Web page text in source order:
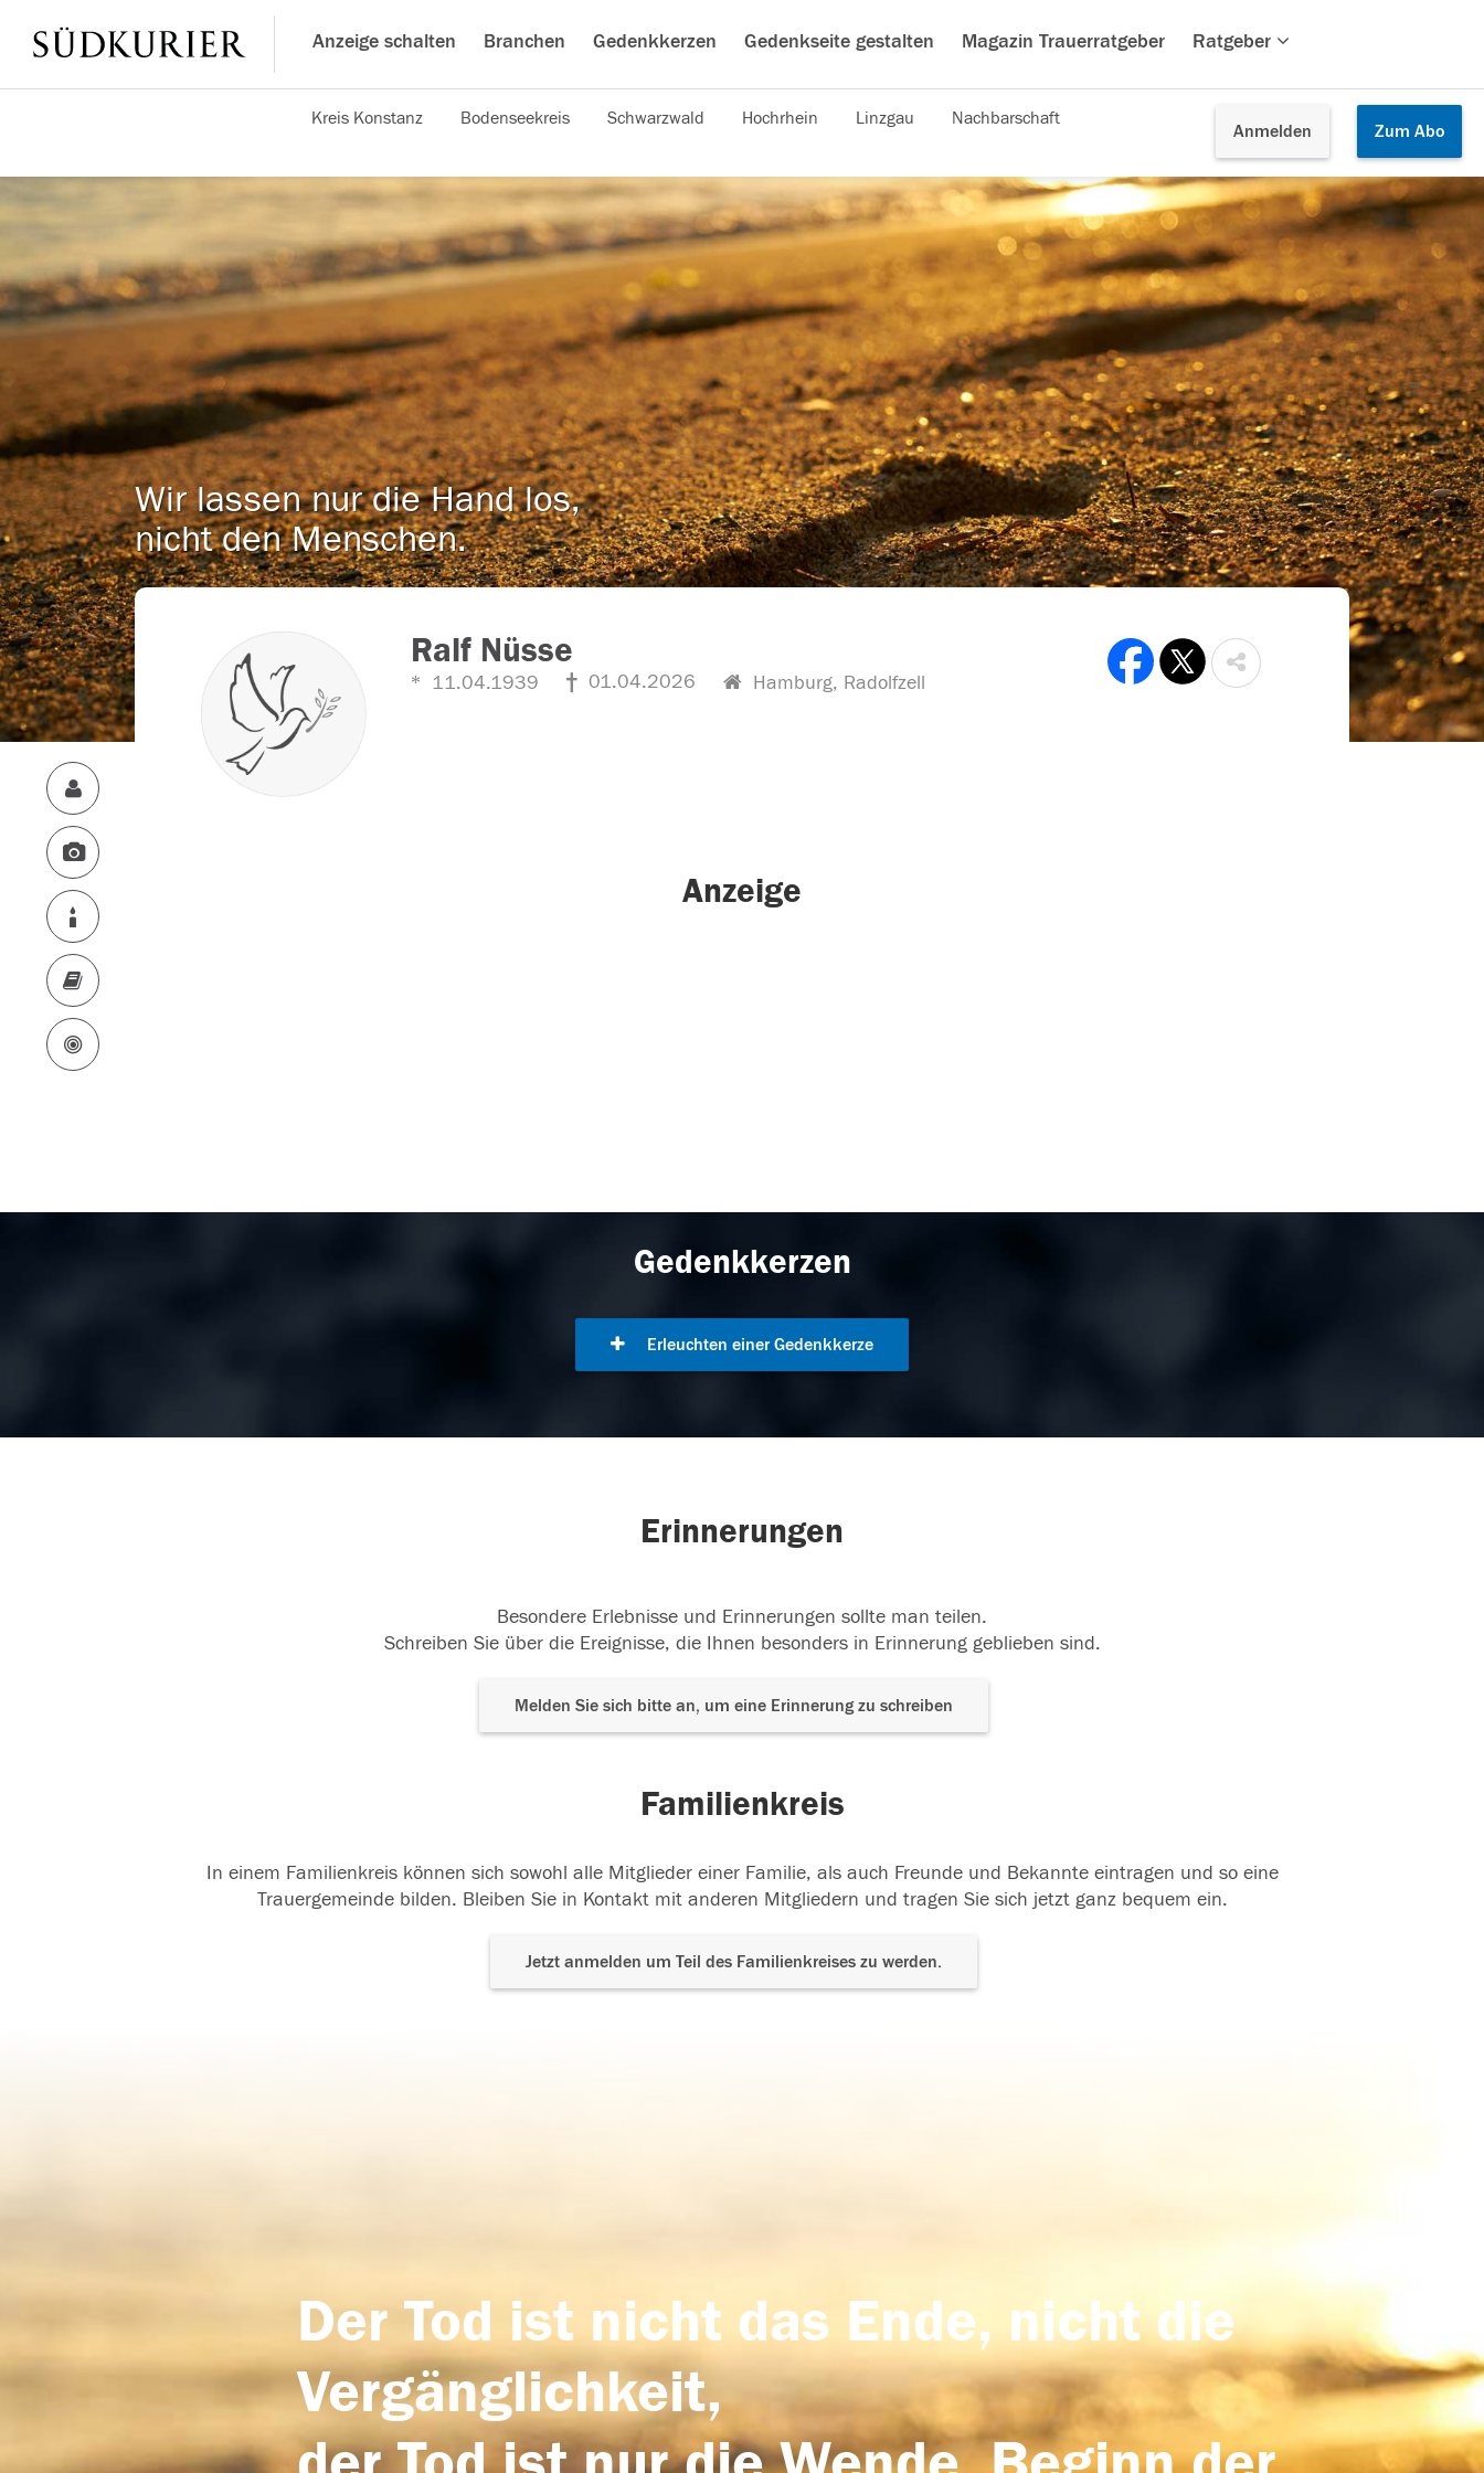
Anzeige schalten Branchen Gedenkkerzen Gedenkseite gestalten Magazin Trauerratgeber Ratgeber
Anmelden Zum Abo
Kreis Konstanz Bodenseekreis Schwarzwald Hochrhein Linzgau Nachbarschaft
Wir lassen nur die Hand los,
nicht den Menschen.
Ralf Nüsse
11.04.1939 01.04.2026 Hamburg, Radolfzell
Anzeige
Gedenkkerzen
Erleuchten einer Gedenkkerze
Erinnerungen
Besondere Erlebnisse und Erinnerungen sollte man teilen.
Schreiben Sie über die Ereignisse, die Ihnen besonders in Erinnerung geblieben sind.
Melden Sie sich bitte an, um eine Erinnerung zu schreiben
Familienkreis
In einem Familienkreis können sich sowohl alle Mitglieder einer Familie, als auch Freunde und Bekannte eintragen und so eine
Trauergemeinde bilden. Bleiben Sie in Kontakt mit anderen Mitgliedern und tragen Sie sich jetzt ganz bequem ein.
Jetzt anmelden um Teil des Familienkreises zu werden.
Der Tod ist nicht das Ende, nicht die
Vergänglichkeit,